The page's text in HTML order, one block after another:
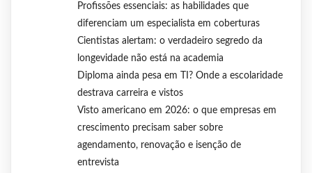
Profissões essenciais: as habilidades que
diferenciam um especialista em coberturas
Cientistas alertam: o verdadeiro segredo da
longevidade não está na academia
Diploma ainda pesa em TI? Onde a escolaridade
destrava carreira e vistos
Visto americano em 2026: o que empresas em
crescimento precisam saber sobre
agendamento, renovação e isenção de
entrevista